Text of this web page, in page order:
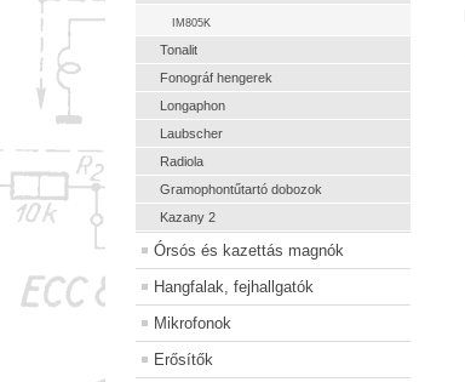
IM805K
Tonalit
Fonográf hengerek
Longaphon
Laubscher
Radiola
Gramophontűtartó dobozok
Kazany 2
Órsós és kazettás magnók
Hangfalak, fejhallgatók
Mikrofonok
Erősítők